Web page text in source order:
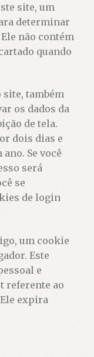
site, um
determinar
não contém
quando
site, também
os dados da
de tela.
dois dias e
Se você
será
se
de login
um cookie
Este
e
referente ao
expira